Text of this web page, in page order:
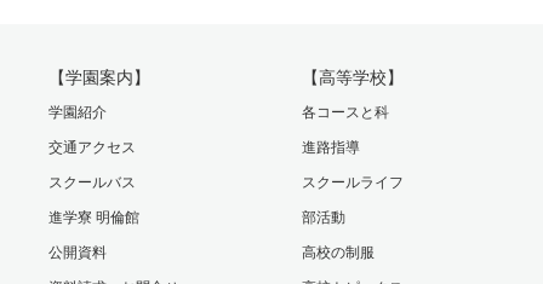
【学園案内】
学園紹介
交通アクセス
スクールバス
進学寮 明倫館
公開資料
【高等学校】
各コースと科
進路指導
スクールライフ
部活動
高校の制服